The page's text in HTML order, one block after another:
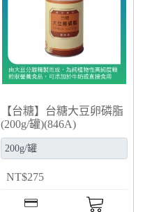
【台糖】台糖大豆卵磷脂
(200g/罐)(846A)
NT$275